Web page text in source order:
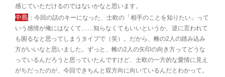
感じていただけるのではないかなと思います。
中島 ：今回の話のキーになった、士欧の「相手のことを知りたい」って
いう感情が俺にはなくて……知らなくてもいいというか、逆に言われて
も困るなと思ってしまうタイプで（笑）。だから、帷の2人の踏み込み
方がいいなと思いました。ずっと、帷の2人の矢印の向き方ってどうな
っているんだろうと思っていたんですけど、士欧の一方的な愛情に見え
がちだったのが、今回できちんと双方向に向いているんだとわかって。